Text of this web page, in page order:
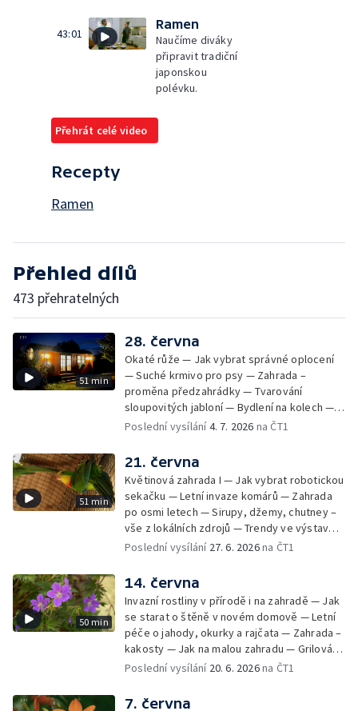
43:01
Ramen
Naučíme diváky
připravit tradiční
japonskou
polévku.
Přehrát celé video
Recepty
Ramen
Přehled dílů
473 přehratelných
51 min
28. června
Okaté růže — Jak vybrat správné oplocení
— Suché krmivo pro psy — Zahrada –
proměna předzahrádky — Tvarování
sloupovitých jabloní — Bydlení na kolech —
Svída japonská — Tropy v zahradě —
Poslední vysílání4. 7. 2026 na ČT1
51 min
21. června
Květinová zahrada I — Jak vybrat robotickou
sekačku — Letní invaze komárů — Zahrada
po osmi letech — Sirupy, džemy, chutney –
vše z lokálních zdrojů — Trendy ve výstavbě
dřevostaveb — Probírka plodů aneb proč
horský a nádherný — Květinová zahrada II
Poslední vysílání 27. 6. 2026na ČT1
50 min
14. června
Invazní rostliny v přírodě i na zahradě — Jak
se starat o štěně v novém domově — Letní
péče o jahody, okurky a rajčata — Zahrada –
kakosty — Jak na malou zahradu — Grilování
s ajvarem — Venkovní sukulenty —
okolní přírodou
Poslední vysílání 20. 6. 2026na ČT1
7. června